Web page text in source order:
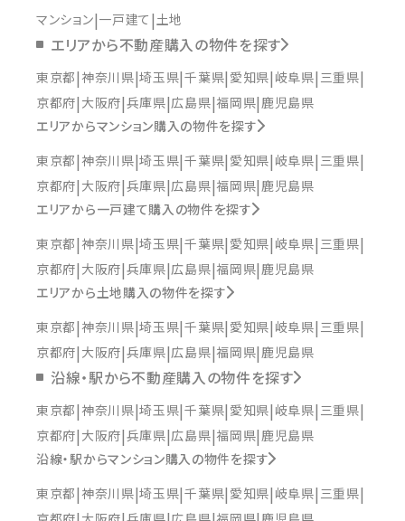
マンション 一戸建て 土地
エリアから不動産購入の物件を探す
東京都 神奈川県 埼玉県 千葉県 愛知県 岐阜県 三重県
京都府 大阪府 兵庫県 広島県 福岡県 鹿児島県
エリアからマンション購入の物件を探す
東京都 神奈川県 埼玉県 千葉県 愛知県 岐阜県 三重県
京都府 大阪府 兵庫県 広島県 福岡県 鹿児島県
エリアから一戸建て購入の物件を探す
東京都 神奈川県 埼玉県 千葉県 愛知県 岐阜県 三重県
京都府 大阪府 兵庫県 広島県 福岡県 鹿児島県
エリアから土地購入の物件を探す
東京都 神奈川県 埼玉県 千葉県 愛知県 岐阜県 三重県
京都府 大阪府 兵庫県 広島県 福岡県 鹿児島県
沿線・駅から不動産購入の物件を探す
東京都 神奈川県 埼玉県 千葉県 愛知県 岐阜県 三重県
京都府 大阪府 兵庫県 広島県 福岡県 鹿児島県
沿線・駅からマンション購入の物件を探す
東京都 神奈川県 埼玉県 千葉県 愛知県 岐阜県 三重県